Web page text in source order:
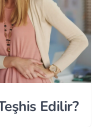
Edilir?